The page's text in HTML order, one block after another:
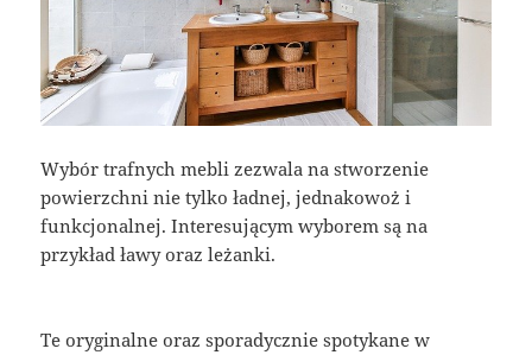
Wybór trafnych mebli zezwala na stworzenie
powierzchni nie tylko ładnej, jednakowoż i
funkcjonalnej. Interesującym wyborem są na
przykład ławy oraz leżanki.
Te oryginalne oraz sporadycznie spotykane w